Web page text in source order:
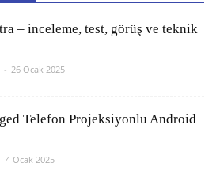
– inceleme, test, görüş ve teknik
- 26 Ocak 2025
Telefon Projeksiyonlu Android
- 4 Ocak 2025